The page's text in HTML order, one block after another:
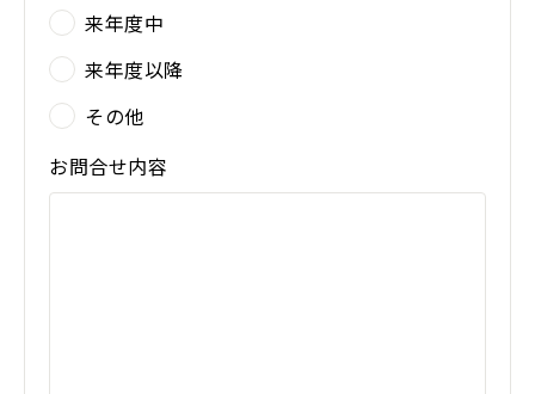
来年度中
来年度以降
その他
お問合せ内容